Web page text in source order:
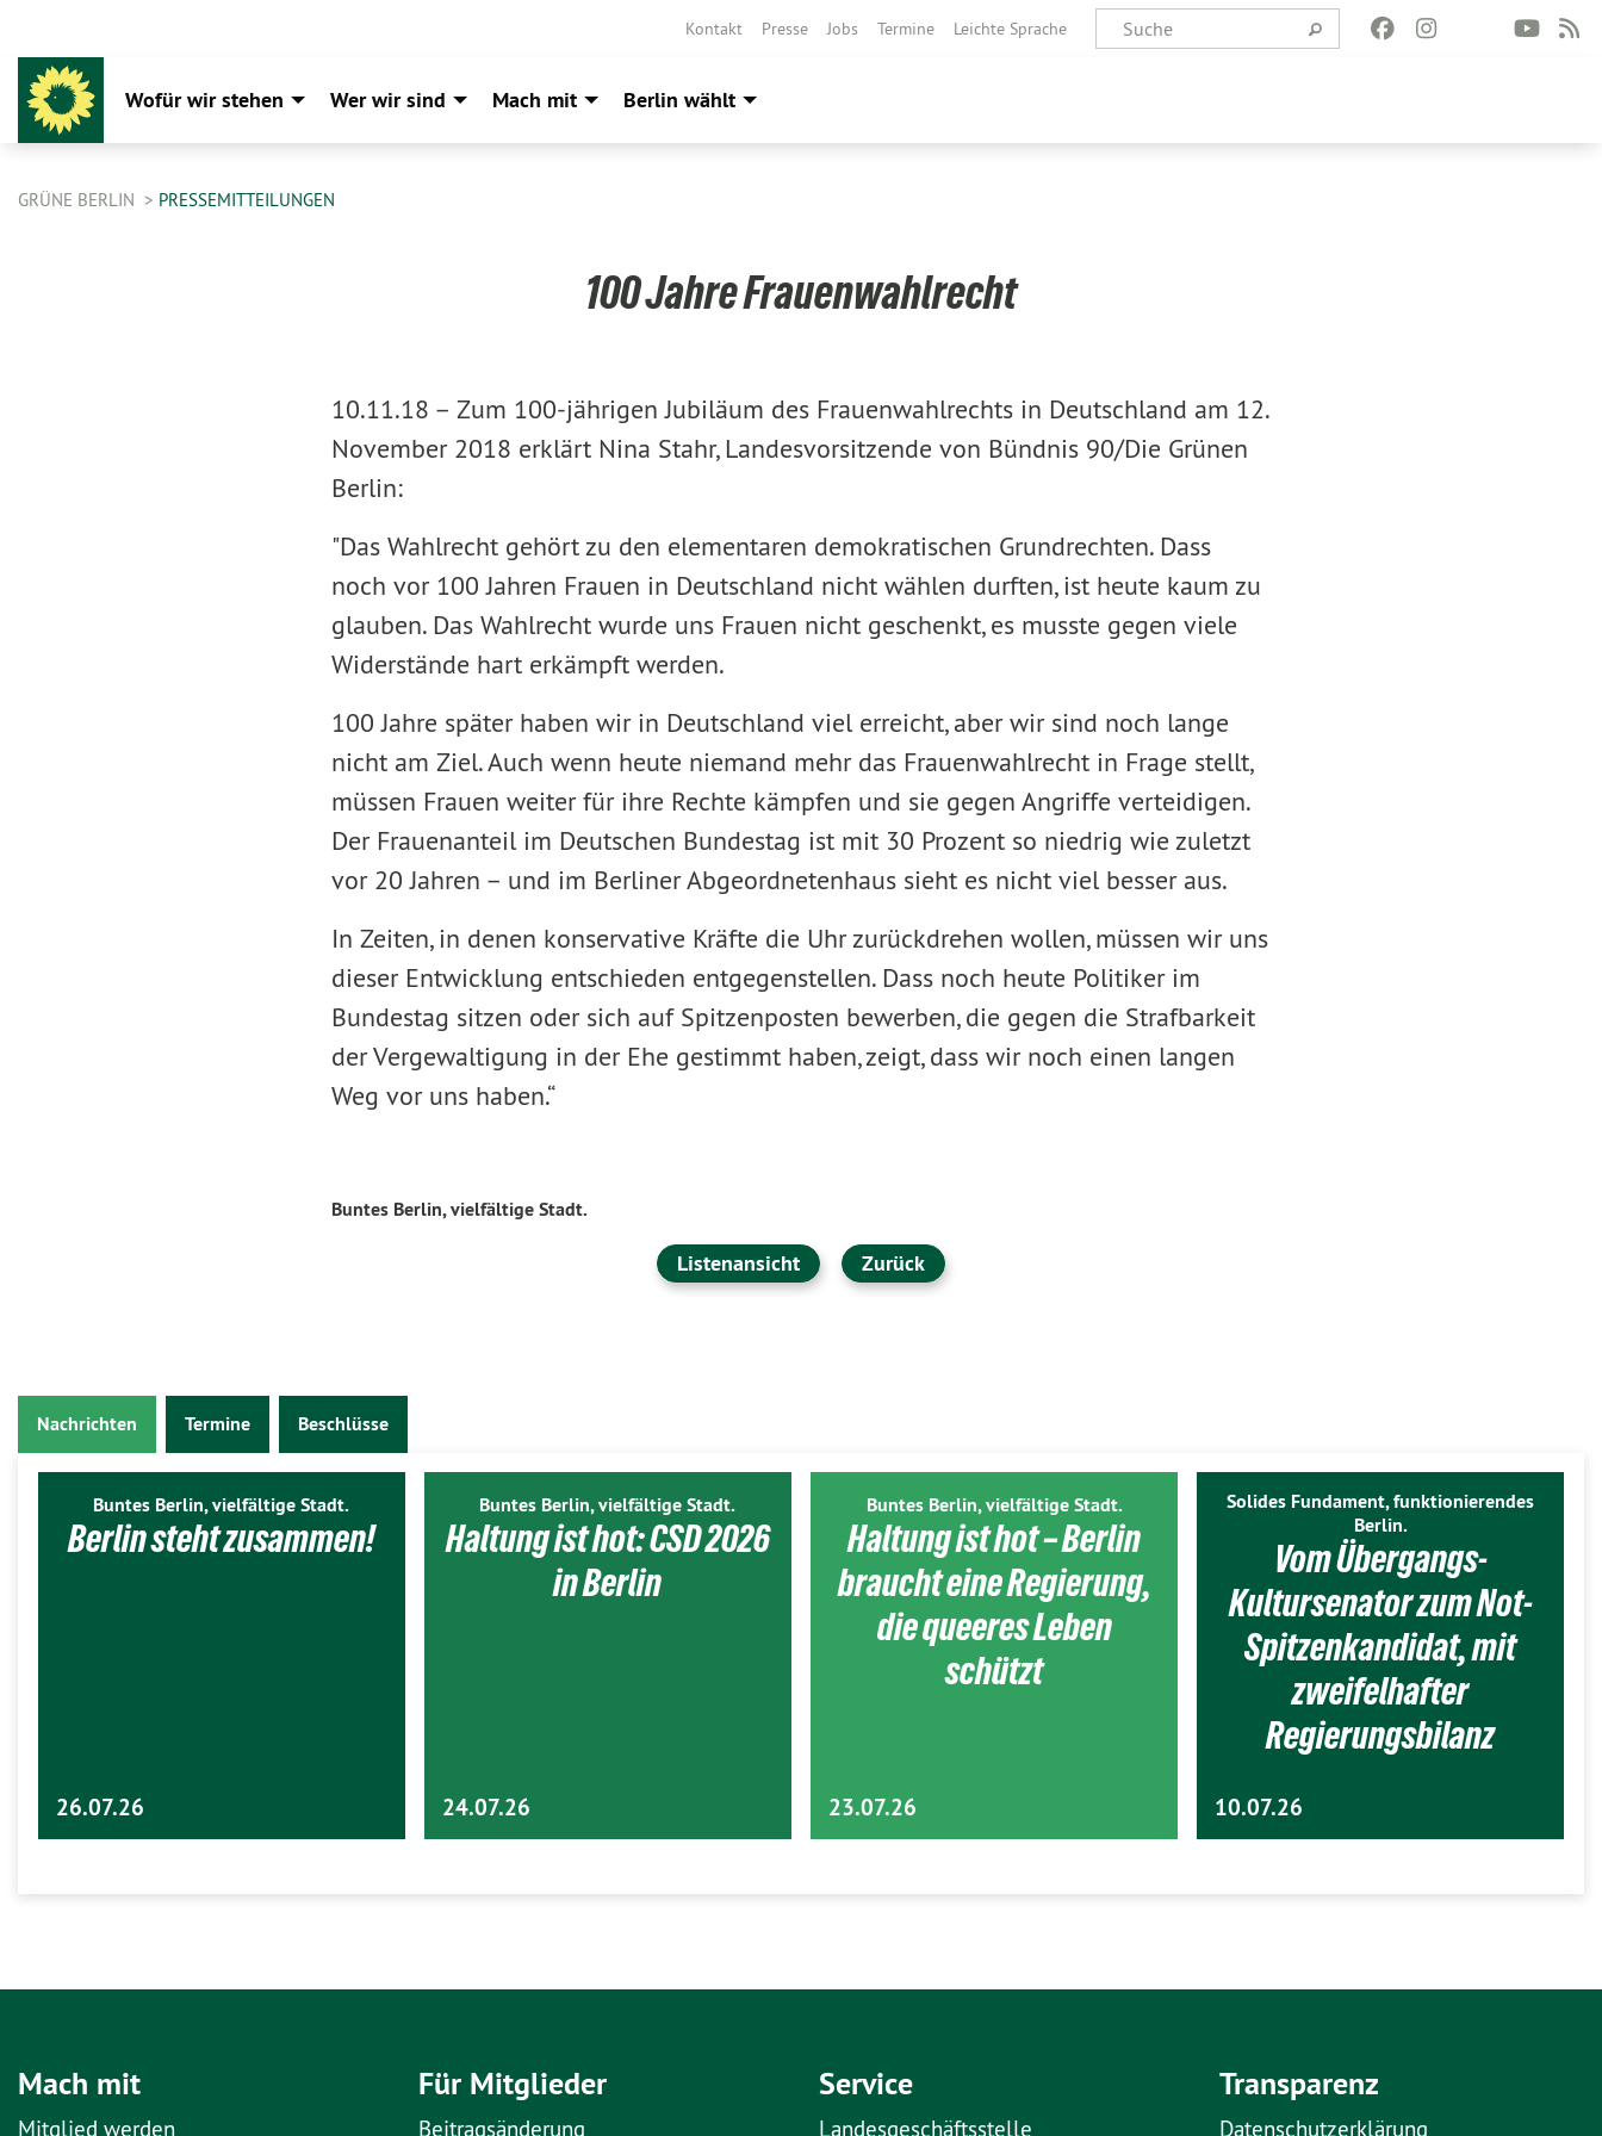
Kontakt Presse Jobs Termine Leichte Sprache
Wofür wir stehen Wer wir sind Mach mit Berlin wählt
GRÜNE BERLIN PRESSEMITTEILUNGEN
100 Jahre Frauenwahlrecht
10.11.18 – Zum 100-jährigen Jubiläum des Frauenwahlrechts in Deutschland am 12.
November 2018 erklärt Nina Stahr, Landesvorsitzende von Bündnis 90/Die Grünen
Berlin:
"Das Wahlrecht gehört zu den elementaren demokratischen Grundrechten. Dass
noch vor 100 Jahren Frauen in Deutschland nicht wählen durften, ist heute kaum zu
glauben. Das Wahlrecht wurde uns Frauen nicht geschenkt, es musste gegen viele
Widerstände hart erkämpft werden.
100 Jahre später haben wir in Deutschland viel erreicht, aber wir sind noch lange
nicht am Ziel. Auch wenn heute niemand mehr das Frauenwahlrecht in Frage stellt,
müssen Frauen weiter für ihre Rechte kämpfen und sie gegen Angriffe verteidigen.
Der Frauenanteil im Deutschen Bundestag ist mit 30 Prozent so niedrig wie zuletzt
vor 20 Jahren – und im Berliner Abgeordnetenhaus sieht es nicht viel besser aus.
In Zeiten, in denen konservative Kräfte die Uhr zurückdrehen wollen, müssen wir uns
dieser Entwicklung entschieden entgegenstellen. Dass noch heute Politiker im
Bundestag sitzen oder sich auf Spitzenposten bewerben, die gegen die Strafbarkeit
der Vergewaltigung in der Ehe gestimmt haben, zeigt, dass wir noch einen langen
Weg vor uns haben.“
Buntes Berlin, vielfältige Stadt.
Listenansicht Zurück
Nachrichten Termine Beschlüsse
Buntes Berlin, vielfältige Stadt.
Berlin steht zusammen!
26.07.26
Buntes Berlin, vielfältige Stadt.
Haltung ist hot: CSD 2026
in Berlin
24.07.26
Buntes Berlin, vielfältige Stadt.
Haltung ist hot – Berlin
braucht eine Regierung,
die queeres Leben
schützt
23.07.26
Solides Fundament, funktionierendes
Berlin.
Vom Übergangs-
Kultursenator zum Not-
Spitzenkandidat, mit
zweifelhafter
Regierungsbilanz
10.07.26
Mach mit
Mitglied werden
Für Mitglieder
Beitragsänderung
Service
Landesgeschäftsstelle
Transparenz
Datenschutzerklärung